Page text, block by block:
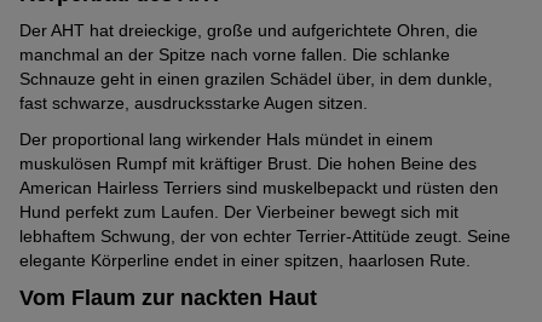
von
5
(3
von
Verspielt
Stark
ausgeprägt
5
Pfoten)
Katzenfreundlich
(4
von
5
Pfoten)
Familienhund
Stark
ausgeprägt
(4
von
5
Energielevel
Stark
ausgeprägt
(4
Temperamentvoll
Sehr
Tendenz zu Sabbern
Der AHT hat dreieckige, große und aufgerichtete Ohren, die
manchmal an der Spitze nach vorne fallen. Die schlanke
Schnauze geht in einen grazilen Schädel über, in dem dunkle,
fast schwarze, ausdrucksstarke Augen sitzen.
Der proportional lang wirkender Hals mündet in einem
muskulösen Rumpf mit kräftiger Brust. Die hohen Beine des
American Hairless Terriers sind muskelbepackt und rüsten den
Hund perfekt zum Laufen. Der Vierbeiner bewegt sich mit
lebhaftem Schwung, der von echter Terrier-Attitüde zeugt. Seine
elegante Körperline endet in einer spitzen, haarlosen Rute.
Vom Flaum zur nackten Haut